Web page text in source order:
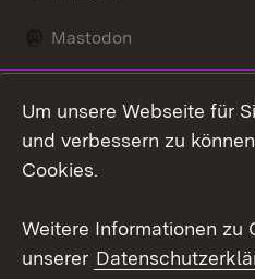
Mastodon
X / Twitter
Youtube
Kontakt
Um unsere Webseite für
und verbessern zu
Cookies.
Weitere Informationen zu
unserer